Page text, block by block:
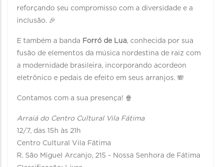
reforçando seu compromisso com a diversidade e a
inclusão. 🎉
E também a banda Forró de Lua, conhecida por sua
fusão de elementos da música nordestina de raiz com
a modernidade brasileira, incorporando acordeon
eletrônico e pedais de efeito em seus arranjos. 🪗
Contamos com a sua presença! 🍿
Arraiá do Centro Cultural Vila Fátima
12/7, das 15h às 21h
Centro Cultural Vila Fátima
R. São Miguel Arcanjo, 215 - Nossa Senhora de Fátima